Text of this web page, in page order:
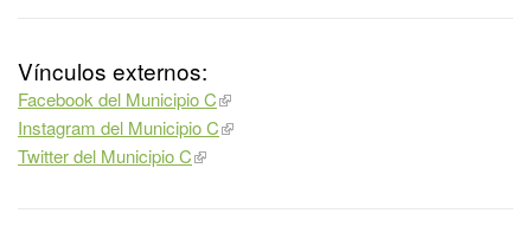
Vínculos externos:
Facebook del Municipio C
Instagram del Municipio C
Twitter del Municipio C